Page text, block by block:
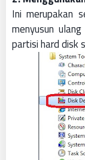
Ini merupakan
menyusun
partisi hard disk